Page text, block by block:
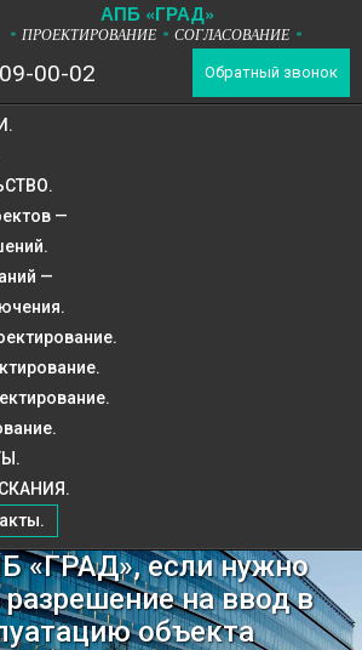
АПБ «ГРАД»
* ПРОЕКТИРОВАНИЕ * СОГЛАСОВАНИЕ *
00-02 Обратный звонок
—
—
«ГРАД», если нужно
на ввод в
объекта